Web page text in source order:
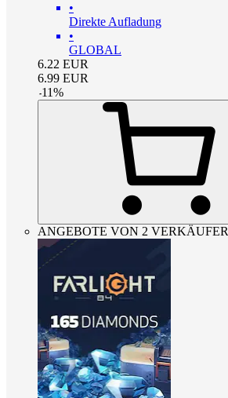
•
Direkte Aufladung
•
GLOBAL
6.22 EUR
6.99 EUR
-11%
ANGEBOTE VON 2 VERKÄUFER